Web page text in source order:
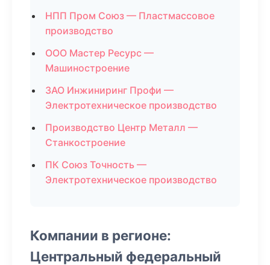
НПП Пром Союз — Пластмассовое
производство
ООО Мастер Ресурс —
Машиностроение
ЗАО Инжиниринг Профи —
Электротехническое производство
Производство Центр Металл —
Станкостроение
ПК Союз Точность —
Электротехническое производство
Компании в регионе:
Центральный федеральный